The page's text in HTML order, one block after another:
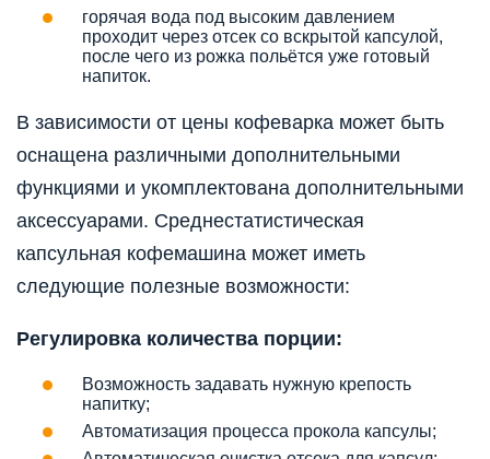
горячая вода под высоким давлением
проходит через отсек со вскрытой капсулой,
после чего из рожка польётся уже готовый
напиток.
В зависимости от цены кофеварка может быть
оснащена различными дополнительными
функциями и укомплектована дополнительными
аксессуарами. Среднестатистическая
капсульная кофемашина может иметь
следующие полезные возможности:
Регулировка количества порции:
Возможность задавать нужную крепость
напитку;
Автоматизация процесса прокола капсулы;